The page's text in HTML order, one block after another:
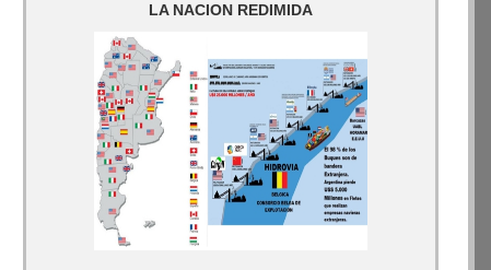
LA NACION REDIMIDA